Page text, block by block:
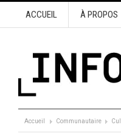
ACCUEIL À PROPOS
Accueil Communautaire